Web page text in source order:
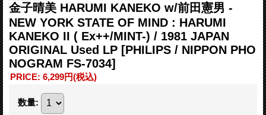
金子晴美 HARUMI KANEKO w/前田憲男 -
NEW YORK STATE OF MIND : HARUMI
KANEKO II ( Ex++/MINT-) / 1981 JAPAN
ORIGINAL Used LP [PHILIPS / NIPPON PHO
NOGRAM FS-7034]
PRICE: 6,299円(税込)
数量: